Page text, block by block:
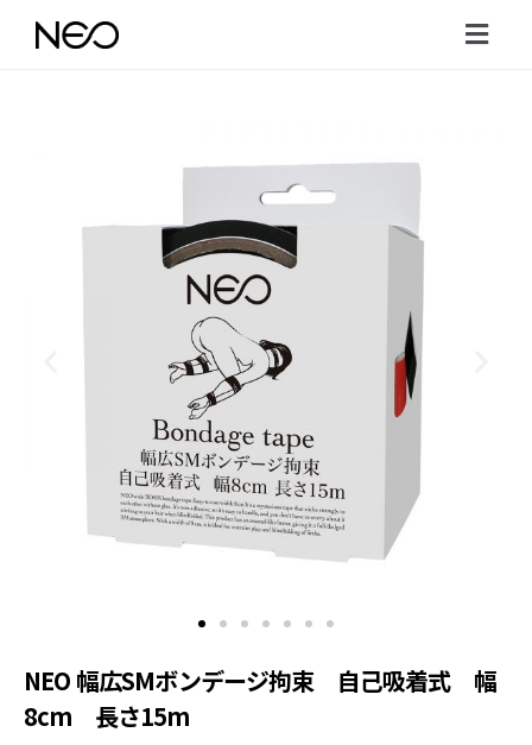
NEO 幅広SMボンデージ拘束 自己吸着式 幅
8cm 長さ15m